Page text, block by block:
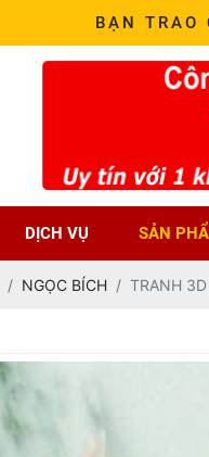
BẠN
DỊCH VỤ SẢN
NGỌC BÍCH TRANH